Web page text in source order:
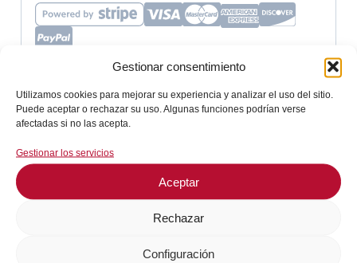
Gestionar consentimiento
Utilizamos cookies para mejorar su experiencia y analizar el uso del sitio.
Puede aceptar o rechazar su uso. Algunas funciones podrían verse
afectadas si no las acepta.
Gestionar los servicios
Aceptar
Rechazar
Configuración
SKU:C5322059
Categorías:Gas / Cocción, Freidora
Descripción
Descripción
Temperatura máxima: 200 °C